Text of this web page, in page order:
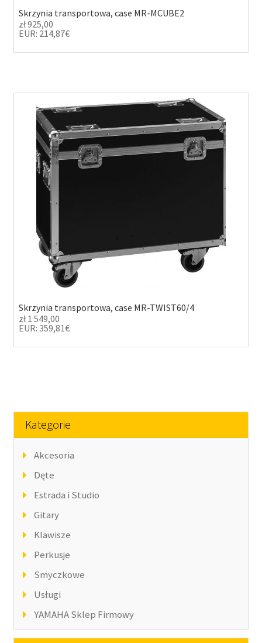
Skrzynia transportowa, case MR-MCUBE2
zł925,00
EUR: 214,87€
Skrzynia transportowa, case MR-TWIST60/4
zł1 549,00
EUR: 359,81€
Kategorie
Akcesoria
Dęte
Estrada i Studio
Gitary
Klawisze
Perkusje
Smyczkowe
Usługi
YAMAHA Sklep Firmowy